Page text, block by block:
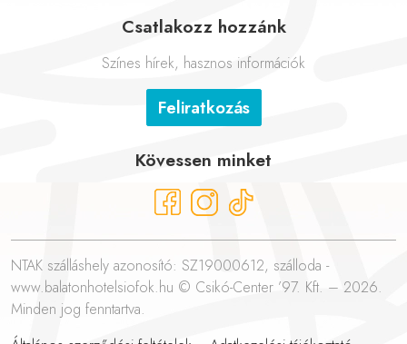
Csatlakozz hozzánk
Színes hírek, hasznos információk
Feliratkozás
Kövessen minket
NTAK szálláshely azonosító: SZ19000612, szálloda -
www.balatonhotelsiofok.hu © Csikó-Center ’97. Kft. – 2026.
Minden jog fenntartva.